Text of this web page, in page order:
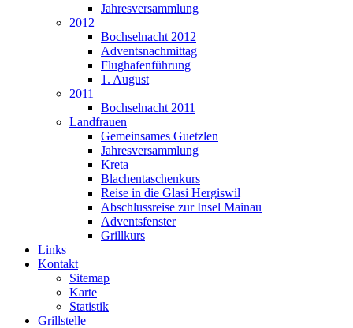
Jahresversammlung
2012
Bochselnacht 2012
Adventsnachmittag
Flughafenführung
1. August
2011
Bochselnacht 2011
Landfrauen
Gemeinsames Guetzlen
Jahresversammlung
Kreta
Blachentaschenkurs
Reise in die Glasi Hergiswil
Abschlussreise zur Insel Mainau
Adventsfenster
Grillkurs
Links
Kontakt
Sitemap
Karte
Statistik
Grillstelle